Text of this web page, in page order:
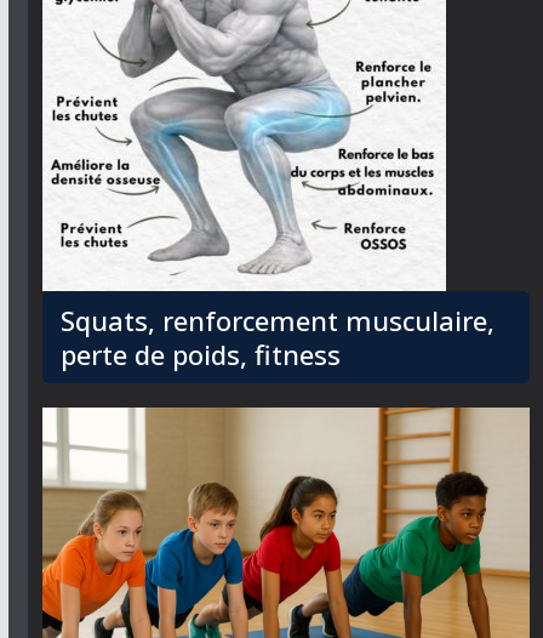
Squats, renforcement musculaire,
perte de poids, fitness